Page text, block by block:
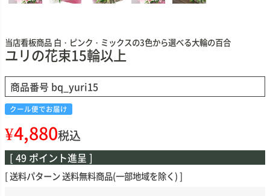
当店看板商品 白・ピンク・ミックスの3色から選べる大輪の百合
ユリの花束15輪以上
商品番号 bq_yuri15
クール便でお届け
¥4,880税込
[ 49 ポイント進呈 ]
送料パターン送料無料商品(一部地域を除く)